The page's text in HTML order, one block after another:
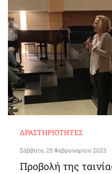
ΔΡΑΣΤΗΡΙΌΤΗΤΕΣ
Σάββατο, 25 Φεβρουαρίου 2023
Προβολή της